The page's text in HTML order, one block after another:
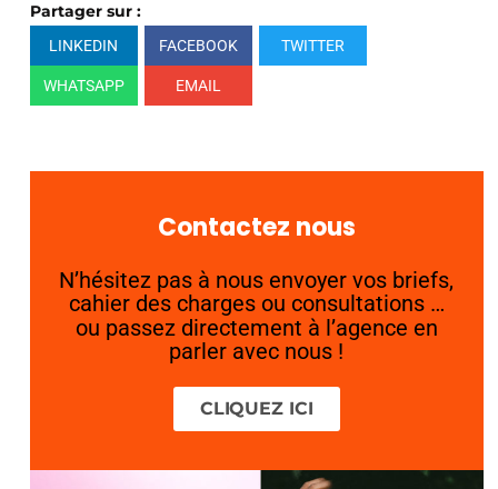
Partager sur :
LINKEDIN FACEBOOK TWITTER
WHATSAPP EMAIL
Contactez nous
N’hésitez pas à nous envoyer vos briefs,
cahier des charges ou consultations …
ou passez directement à l’agence en
parler avec nous !
CLIQUEZ ICI